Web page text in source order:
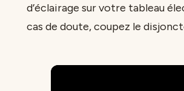
d’éclairage sur votre tableau
cas de doute, coupez le